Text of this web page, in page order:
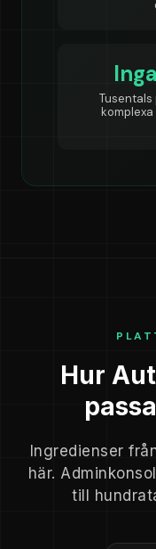
Hur
Ingredienser
här.
till